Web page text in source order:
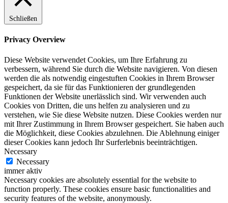
Schließen
Privacy Overview
Diese Website verwendet Cookies, um Ihre Erfahrung zu
verbessern, während Sie durch die Website navigieren. Von diesen
werden die als notwendig eingestuften Cookies in Ihrem Browser
gespeichert, da sie für das Funktionieren der grundlegenden
Funktionen der Website unerlässlich sind. Wir verwenden auch
Cookies von Dritten, die uns helfen zu analysieren und zu
verstehen, wie Sie diese Website nutzen. Diese Cookies werden nur
mit Ihrer Zustimmung in Ihrem Browser gespeichert. Sie haben auch
die Möglichkeit, diese Cookies abzulehnen. Die Ablehnung einiger
dieser Cookies kann jedoch Ihr Surferlebnis beeinträchtigen.
Necessary
Necessary
immer aktiv
Necessary cookies are absolutely essential for the website to
function properly. These cookies ensure basic functionalities and
security features of the website, anonymously.